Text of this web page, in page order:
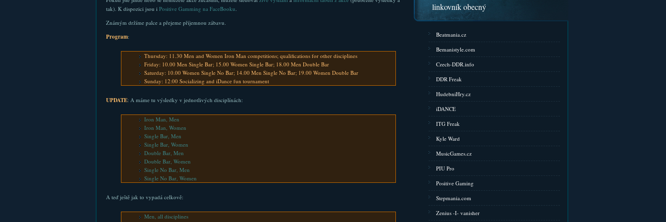
tak). K dispozici jsou i Positive Gamming na FaceBooku.
Známým držíme palce a přejeme příjemnou zábavu.
Program:
Thursday: 11.30 Men and Women Iron Man competitions; qualifications for other disciplines
Friday: 10.00 Men Single Bar; 15.00 Women Single Bar; 18.00 Men Double Bar
Saturday: 10.00 Women Single No Bar; 14.00 Men Single No Bar; 19.00 Women Double Bar
Sunday: 12:00 Socializing and iDance fun tournament
UPDATE: A máme tu výsledky v jednotlivých disciplínách:
Iron Man, Men
Iron Man, Women
Single Bar, Men
Single Bar, Women
Double Bar, Men
Double Bar, Women
Single No Bar, Men
Single No Bar, Women
A teď ještě jak to vypadá celkově:
Men, all disciplines
linkovník obecný
Beatmania.cz
Bemanistyle.com
Czech-DDR.info
DDR Freak
HudebniHry.cz
iDANCE
ITG Freak
Kyle Ward
MusicGames.cz
PIU Pro
Positive Gaming
Stepmania.com
Zenius -I- vanisher